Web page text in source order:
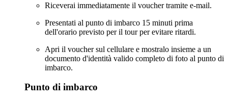
Riceverai immediatamente il voucher tramite e-mail.
Presentati al punto di imbarco 15 minuti prima
dell'orario previsto per il tour per evitare ritardi.
Apri il voucher sul cellulare e mostralo insieme a un
documento d'identità valido completo di foto al punto di
imbarco.
Punto di imbarco